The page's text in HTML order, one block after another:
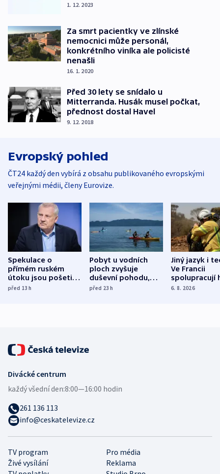
1. 12. 2023
Za smrt pacientky ve zlínské
nemocnici může personál,
konkrétního viníka ale policisté
nenašli
16. 1. 2020
Před 30 lety se snídalo u
Mitterranda. Husák musel počkat,
přednost dostal Havel
9. 12. 2018
Evropský pohled
ČT24 každý den vybírá z obsahu publikovaného evropskými
veřejnými médii, členy Eurovize.
Spekulace o
přímém ruském
útoku jsou pošetilé,
míní estonský
před 13h
Pobyt u vodních
ploch zvyšuje
duševní pohodu,
ukázala
před 23h
Jiný jazyk i
Ve Francii
spolupracují
různých zemí
6. 8. 2026
TV program
Pro média
Živé vysílání
Reklama
Divácké centrum
každý všední den:8:00—16:00 hodin
261 136 113
info@ceskatelevize.cz